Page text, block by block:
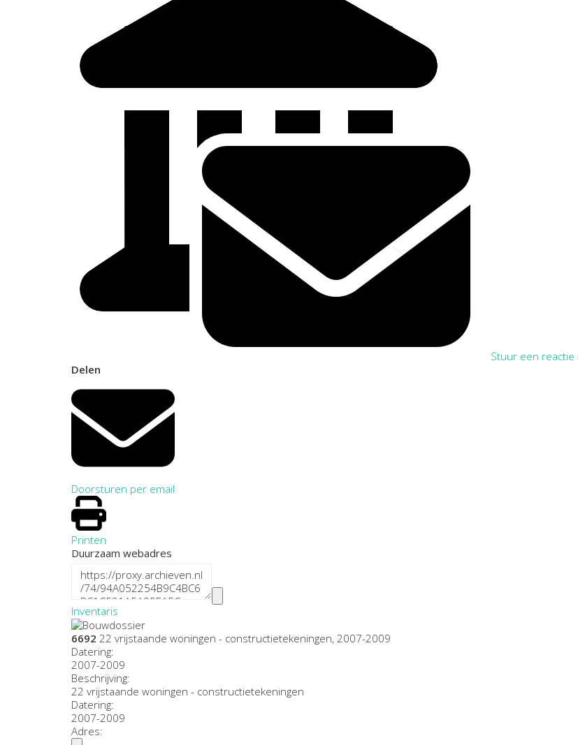
Stuur een reactie
Delen
Doorsturen per email
Printen
Duurzaam webadres
Inventaris
6692 22 vrijstaande woningen - constructietekeningen, 2007-2009
Datering:
2007-2009
Beschrijving:
22 vrijstaande woningen - constructietekeningen
Datering:
2007-2009
Adres: